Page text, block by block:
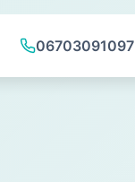
06703091097